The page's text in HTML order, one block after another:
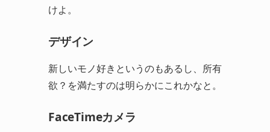
けよ。
デザイン
新しいモノ好きというのもあるし、所有
欲？を満たすのは明らかにこれかなと。
FaceTimeカメラ